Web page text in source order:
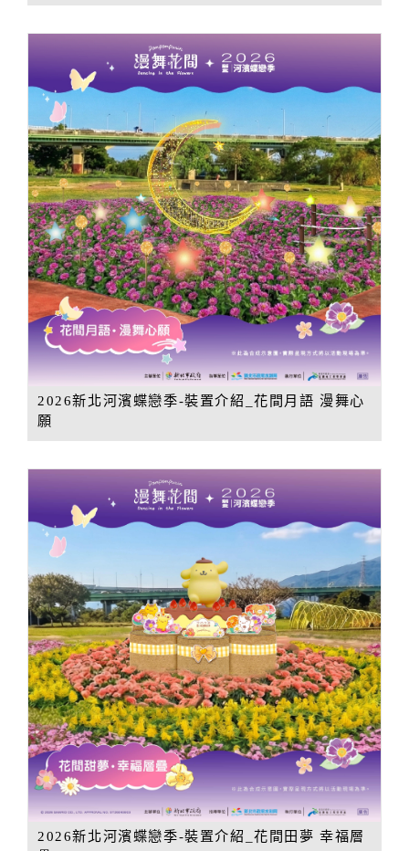
2026新北河濱蝶戀季-裝置介紹_花間月語 漫舞心
願
2026新北河濱蝶戀季-裝置介紹_花間田夢 幸福層